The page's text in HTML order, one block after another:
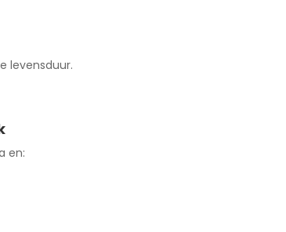
levensduur.
en: